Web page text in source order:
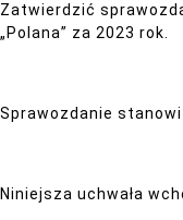
Zatwierdzić
„Polana” za 2023 rok.
Sprawozdanie stanowi
Niniejsza uchwała